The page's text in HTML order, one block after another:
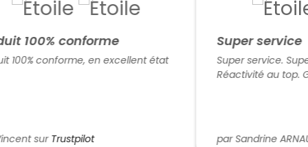
100% conforme
conforme, en excellent état
surTrustpilot
Super service
Super service. Super
Réactivité au top.
par Sandrine